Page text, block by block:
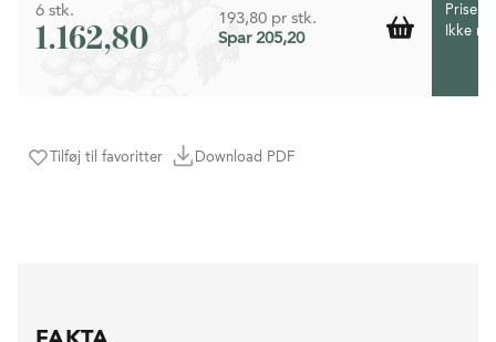
Tilføj til favoritter Download PDF
6 stk.
1.162,80
193,80 pr stk.
Spar 205,20
Prisen
Ikke